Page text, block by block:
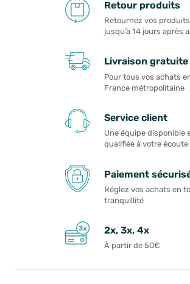
Retour produits
Retournez vos produits
jusqu’à 14 jours après
Livraison gratuite
Pour tous vos achats
France métropolitaine
Service client
Une équipe disponible
qualifiée à votre écoute
Paiement
Réglez vos achats en
tranquillité
2x, 3x, 4x
À partir de 50€